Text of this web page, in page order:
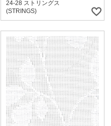
24-28 ストリングス
(STRINGS)